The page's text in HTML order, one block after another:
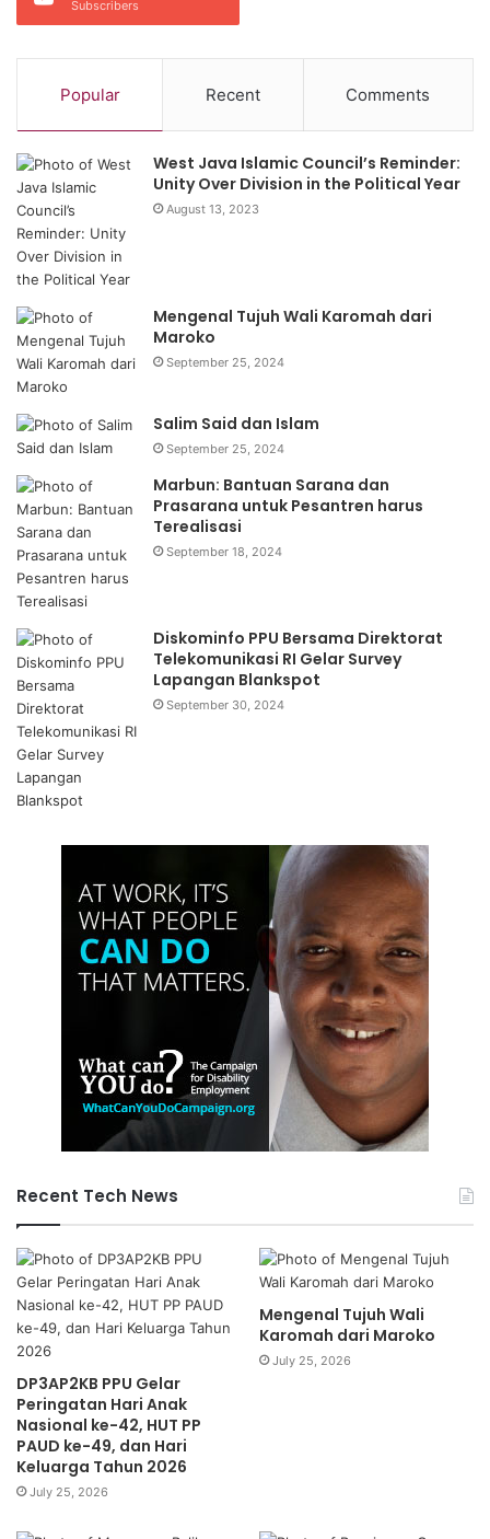
Subscribers
Popular Recent Comments
West Java Islamic Council’s Reminder:
Unity Over Division in the Political Year
August 13, 2023
Mengenal Tujuh Wali Karomah dari
Maroko
September 25, 2024
Salim Said dan Islam
September 25, 2024
Marbun: Bantuan Sarana dan
Prasarana untuk Pesantren harus
Terealisasi
September 18, 2024
Diskominfo PPU Bersama Direktorat
Telekomunikasi RI Gelar Survey
Lapangan Blankspot
September 30, 2024
Recent Tech News
DP3AP2KB PPU Gelar
Peringatan Hari Anak
Nasional ke-42, HUT PP
PAUD ke-49, dan Hari
Keluarga Tahun 2026
July 25, 2026
Mengenal Tujuh Wali
Karomah dari Maroko
July 25, 2026